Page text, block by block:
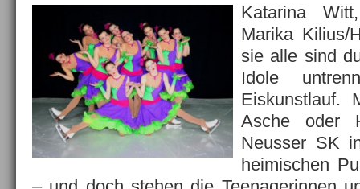
Katarina
Marika Kilius/
sie alle sind
Idole
Eiskunstlauf.
Asche oder
Neusser SK
heimischen